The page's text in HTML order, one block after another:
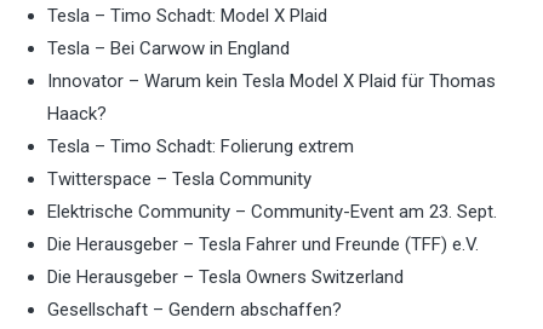
Tesla – Timo Schadt: Model X Plaid
Tesla – Bei Carwow in England
Innovator – Warum kein Tesla Model X Plaid für Thomas
Haack?
Tesla – Timo Schadt: Folierung extrem
Twitterspace – Tesla Community
Elektrische Community – Community-Event am 23. Sept.
Die Herausgeber – Tesla Fahrer und Freunde (TFF) e.V.
Die Herausgeber – Tesla Owners Switzerland
Gesellschaft – Gendern abschaffen?